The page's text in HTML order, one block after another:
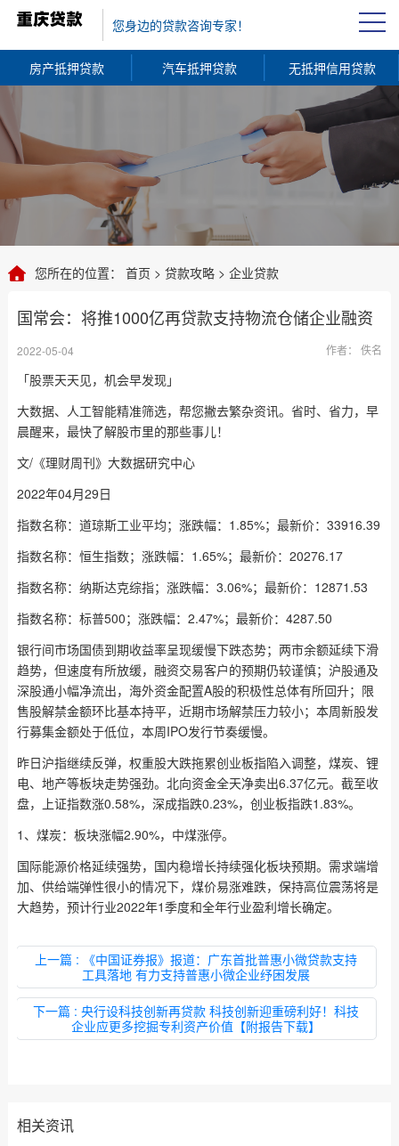
您身边的贷款咨询专家！
房产抵押贷款 汽车抵押贷款 无抵押信用贷款
您所在的位置： 首页 > 贷款攻略> 企业贷款
国常会：将推1000亿再贷款支持物流仓储企业融资
2022-05-04 作者： 佚名
「股票天天见，机会早发现」
大数据、人工智能精准筛选，帮您撇去繁杂资讯。省时、省力，早
晨醒来，最快了解股市里的那些事儿！
文/《理财周刊》大数据研究中心
2022年04月29日
指数名称：道琼斯工业平均；涨跌幅：1.85%；最新价：33916.39
指数名称：恒生指数；涨跌幅：1.65%；最新价：20276.17
指数名称：纳斯达克综指；涨跌幅：3.06%；最新价：12871.53
指数名称：标普500；涨跌幅：2.47%；最新价：4287.50
银行间市场国债到期收益率呈现缓慢下跌态势；两市余额延续下滑
趋势，但速度有所放缓，融资交易客户的预期仍较谨慎；沪股通及
深股通小幅净流出，海外资金配置A股的积极性总体有所回升；限
售股解禁金额环比基本持平，近期市场解禁压力较小；本周新股发
行募集金额处于低位，本周IPO发行节奏缓慢。
昨日沪指继续反弹，权重股大跌拖累创业板指陷入调整，煤炭、锂
电、地产等板块走势强劲。北向资金全天净卖出6.37亿元。截至收
盘，上证指数涨0.58%，深成指跌0.23%，创业板指跌1.83%。
1、煤炭：板块涨幅2.90%，中煤涨停。
国际能源价格延续强势，国内稳增长持续强化板块预期。需求端增
加、供给端弹性很小的情况下，煤价易涨难跌，保持高位震荡将是
大趋势，预计行业2022年1季度和全年行业盈利增长确定。
上一篇 : 《中国证券报》报道：广东首批普惠小微贷款支持
工具落地 有力支持普惠小微企业纾困发展
下一篇 : 央行设科技创新再贷款 科技创新迎重磅利好！科技
企业应更多挖掘专利资产价值【附报告下载】
相关资讯